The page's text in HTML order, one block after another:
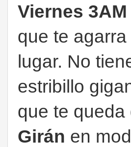
Viernes 3AM
que te
lugar. No
estribillo
que te
Girán en